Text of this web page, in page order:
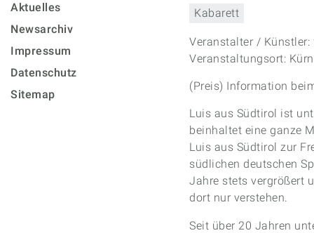
Aktuelles
Newsarchiv
Impressum
Datenschutz
Sitemap
Kabarett
Veranstalter /
Veranstaltungsort:
(Preis) Information
Luis aus Südtirol ist
beinhaltet eine ganze
Luis aus Südtirol zur
südlichen deutschen
Jahre stets vergrößert
dort nur verstehen.
Seit über 20 Jahren